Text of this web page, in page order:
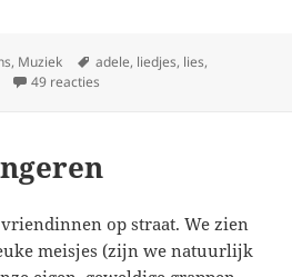
, Muziek Tags
adele, liedjes, lies,
49 reacties
op straat. We zien
meisjes (zijn we natuurlijk